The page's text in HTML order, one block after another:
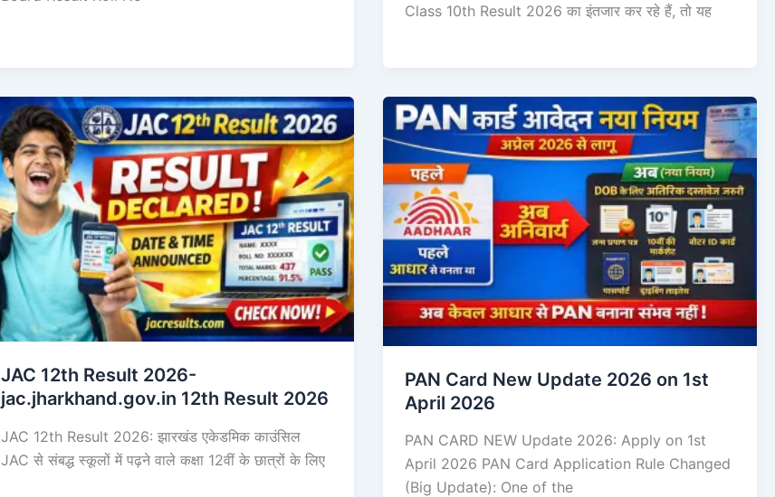
Class 10th Result 2026 का इंतजार कर रहे हैं, तो यह
JAC 12th Result 2026-
jac.jharkhand.gov.in 12th Result 2026
JAC 12th Result 2026: झारखंड एकेडमिक काउंसिल
JAC से संबद्ध स्कूलों में पढ़ने वाले कक्षा 12वीं के छात्रों के लिए
PAN Card New Update 2026 on 1st
April 2026
PAN CARD NEW Update 2026: Apply on 1st
April 2026 PAN Card Application Rule Changed
(Big Update): One of the